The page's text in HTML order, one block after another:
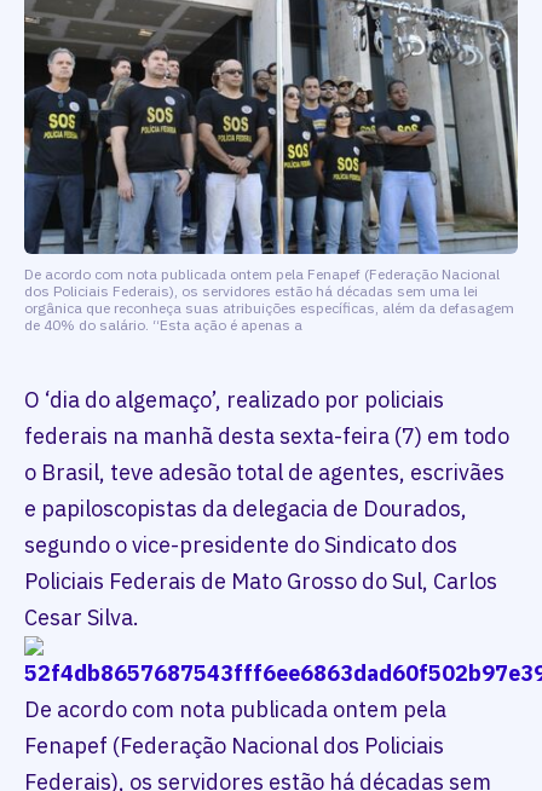
De acordo com nota publicada ontem pela Fenapef (Federação Nacional
dos Policiais Federais), os servidores estão há décadas sem uma lei
orgânica que reconheça suas atribuições específicas, além da defasagem
de 40% do salário. “Esta ação é apenas a
O ‘dia do algemaço’, realizado por policiais
federais na manhã desta sexta-feira (7) em todo
o Brasil, teve adesão total de agentes, escrivães
e papiloscopistas da delegacia de Dourados,
segundo o vice-presidente do Sindicato dos
Policiais Federais de Mato Grosso do Sul, Carlos
Cesar Silva.
De acordo com nota publicada ontem pela
Fenapef (Federação Nacional dos Policiais
Federais), os servidores estão há décadas sem